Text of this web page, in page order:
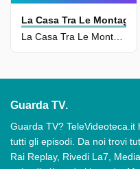
La Casa Tra Le
La Casa Tra Le Montagne 7 - Fratelli
Guarda TV.
Guarda TV?
tutti gli episodi. Da noi trovi
Rai Replay, Rivedi La7,